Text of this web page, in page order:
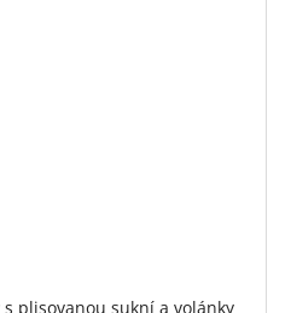
plisovanou sukní a volánky